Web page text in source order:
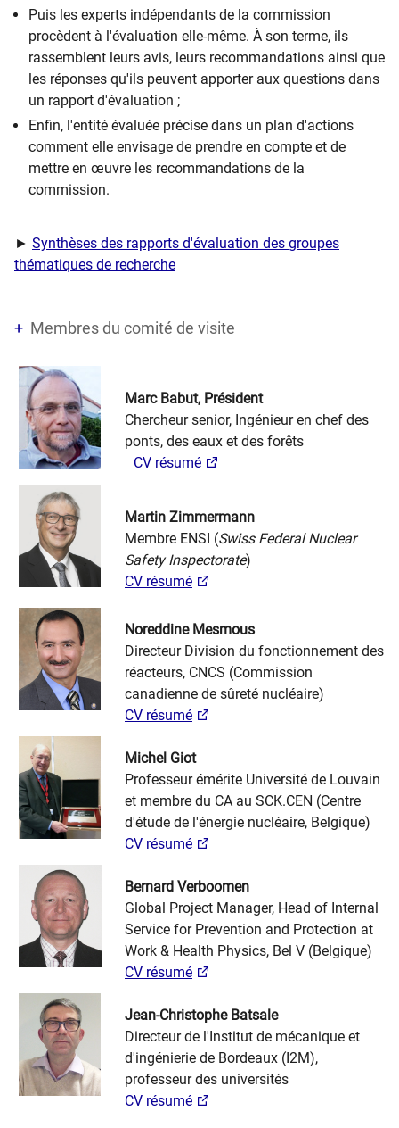
Puis les experts indépendants de la commission
procèdent à l'évaluation elle-même. À son terme, ils
rassemblent leurs avis, leurs recommandations ainsi que
les réponses qu'ils peuvent apporter aux questions dans
un rapport d'évaluation ;
Enfin, l'entité évaluée précise dans un plan d'actions
comment elle envisage de prendre en compte et de
mettre en œuvre les recommandations de la
commission.
​► Synthèses des rapports d'évaluation des groupes
thématiques de recherche
Membres du comité de visite
Marc Babut, Président
Chercheur senior, Ingénieur en chef des
ponts, des eaux et des forêts
CV résumé
Martin Zimmermann
Membre ENSI (Swiss Federal Nuclear
Safety Inspectorate)
CV résumé
Noreddine Mesmous
Directeur Division du fonctionnement des
réacteurs, CNCS (Commission
canadienne de sûreté nucléaire)
CV résumé
Michel Giot
Professeur émérite Université de Louvain
et membre du CA au SCK.CEN (Centre
d'étude de l'énergie nucléaire, Belgique)
CV résumé
Bernard Verboomen
Global Project Manager, Head of Internal
Service for Prevention and Protection at
Work & Health Physics, Bel V (Belgique)
CV résumé
Jean-Christophe Batsale
Directeur de l'Institut de mécanique et
d'ingénierie de Bordeaux (I2M),
professeur des universités
CV résumé